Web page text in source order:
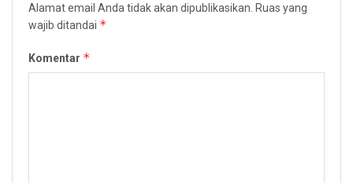
Alamat email Anda tidak akan dipublikasikan. Ruas yang
wajib ditandai *
Komentar *